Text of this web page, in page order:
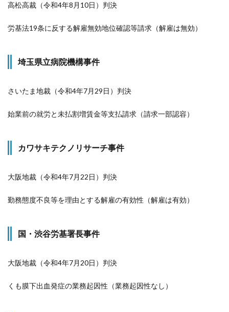
高松高裁（令和4年8月10日）判決
労基法19条に反する解雇無効地位確認等請求（解雇は無効）
埼玉県立病院機構事件
さいたま地裁（令和4年7月29日）判決
始業前の就労と未払割増賃金等支払請求（請求一部認容）
カワサキテクノリサーチ事件
大阪地裁（令和4年7月22日）判決
勤務態度不良等を理由とする解雇の有効性（解雇は有効）
国・渋谷労基署長事件
大阪地裁（令和4年7月20日）判決
くも膜下出血発症の業務起因性（業務起因性なし）